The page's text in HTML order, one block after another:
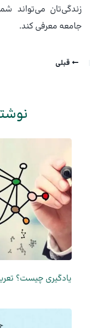
زندگی‌تان می‌تواند
جامعه معرفی کند.
قبلی
یادگیری چیست؟